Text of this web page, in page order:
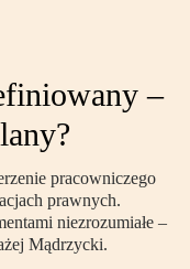
–
pracowniczego
prawnych.
niezrozumiałe –
Mądrzycki.